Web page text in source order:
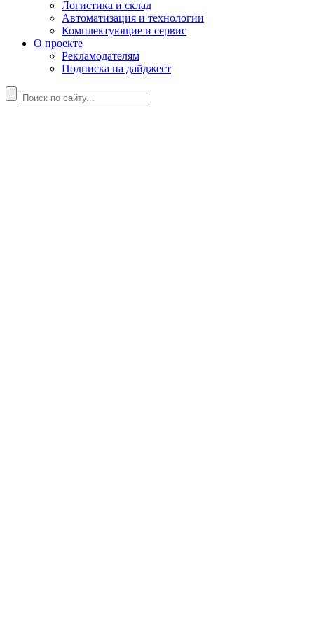
Логистика и склад
Автоматизация и технологии
Комплектующие и сервис
О проекте
Рекламодателям
Подписка на дайджест